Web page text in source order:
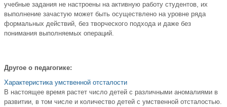
учебные задания не настроены на активную работу студентов, их
выполнение зачастую может быть осуществлено на уровне ряда
формальных действий, без творческого подхода и даже без
понимания выполняемых операций.
Другое о педагогике:
Характеристика умственной отсталости
В настоящее время растет число детей с различными аномалиями в
развитии, в том числе и количество детей с умственной отсталостью.